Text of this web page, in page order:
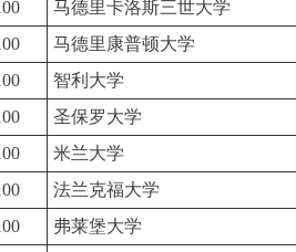
马德里卡洛斯三世大学
马德里康普顿大学
智利大学
圣保罗大学
米兰大学
法兰克福大学
弗莱堡大学